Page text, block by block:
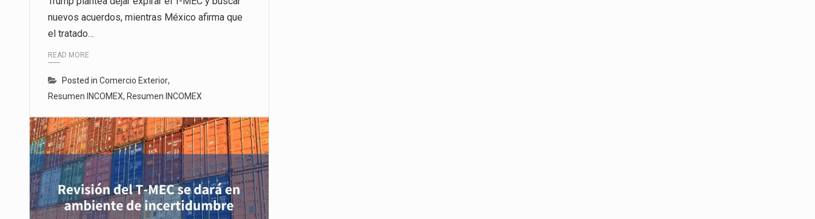
nuevos acuerdos, mientras México afirma que
el tratado…
READ MORE
Posted in Comercio Exterior,
Resumen INCOMEX, Resumen INCOMEX